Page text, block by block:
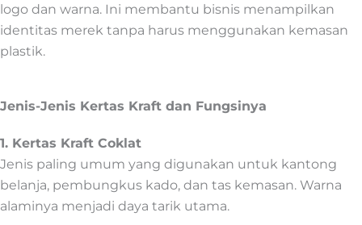
logo dan warna. Ini membantu bisnis menampilkan
identitas merek tanpa harus menggunakan kemasan
plastik.
Jenis-Jenis Kertas Kraft dan Fungsinya
1. Kertas Kraft Coklat
Jenis paling umum yang digunakan untuk kantong
belanja, pembungkus kado, dan tas kemasan. Warna
alaminya menjadi daya tarik utama.